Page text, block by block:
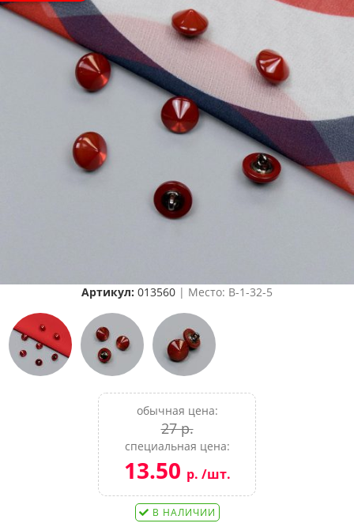
Артикул: 013560 | Место: B-1-32-5
обычная цена:
27 р.
специальная цена:
13.50 р. /шт.
В НАЛИЧИИ